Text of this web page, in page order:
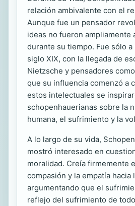
relación ambivalente con el
Aunque fue un pensador
ideas no fueron ampliamente
durante su tiempo. Fue sólo
siglo XIX, con la llegada de
Nietzsche y pensadores
que su influencia comenzó a
estos intelectuales se
schopenhauerianas sobre la
humana, el sufrimiento y la
A lo largo de su vida,
mostró interesado en
moralidad. Creía firmemente
compasión y la empatía hacia
argumentando que el
reflejo del sufrimiento de